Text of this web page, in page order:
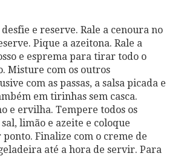
e reserve. Rale a cenoura no
Pique a azeitona. Rale a
e esprema para tirar todo o
Misture com os outros
com as passas, a salsa picada e
em tirinhas sem casca.
e ervilha. Tempere todos os
limão e azeite e coloque
Finalize com o creme de
até a hora de servir. Para